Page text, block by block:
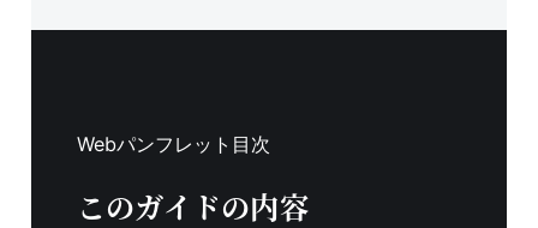
Webパンフレット目次
このガイドの内容